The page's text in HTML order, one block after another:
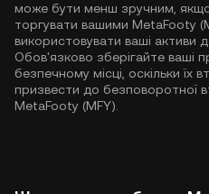
може бути менш зручним,
торгувати вашими MetaFooty
використовувати ваші активи
Обов'язково зберігайте ваші
безпечному місці, оскільки їх
призвести до безповоротної
MetaFooty (MFY).